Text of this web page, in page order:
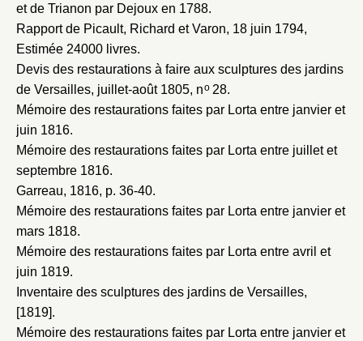
et de Trianon par Dejoux en 1788.
Rapport de Picault, Richard et Varon, 18 juin 1794,
Estimée 24000 livres.
Devis des restaurations à faire aux sculptures des jardins
de Versailles, juillet-août 1805, no28.
Mémoire des restaurations faites par Lorta entre janvier et
juin 1816.
Mémoire des restaurations faites par Lorta entre juillet et
septembre 1816.
Garreau, 1816, p. 36-40.
Mémoire des restaurations faites par Lorta entre janvier et
mars 1818.
Mémoire des restaurations faites par Lorta entre avril et
juin 1819.
Inventaire des sculptures des jardins de Versailles,
[1819].
Mémoire des restaurations faites par Lorta entre janvier et